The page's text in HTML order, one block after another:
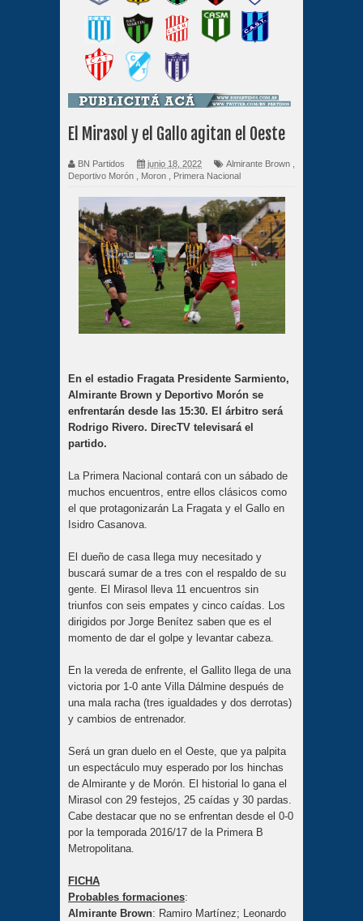
El Mirasol y el Gallo agitan el Oeste
BN Partidos junio 18, 2022 Almirante Brown
Deportivo Morón
Moron Primera Nacional
En el estadio Fragata Presidente Sarmiento,
Almirante Brown y Deportivo Morón se
enfrentarán desde las 15:30. El árbitro será
Rodrigo Rivero. DirecTV televisará el
partido.
La Primera Nacional contará con un sábado de
muchos encuentros, entre ellos clásicos como
el que protagonizarán La Fragata y el Gallo en
Isidro Casanova.
El dueño de casa llega muy necesitado y
buscará sumar de a tres con el respaldo de su
gente. El Mirasol lleva 11 encuentros sin
triunfos con seis empates y cinco caídas. Los
dirigidos por Jorge Benítez saben que es el
momento de dar el golpe y levantar cabeza.
En la vereda de enfrente, el Gallito llega de una
victoria por 1-0 ante Villa Dálmine después de
una mala racha (tres igualdades y dos derrotas)
y cambios de entrenador.
Será un gran duelo en el Oeste, que ya palpita
un espectáculo muy esperado por los hinchas
de Almirante y de Morón. El historial lo gana el
Mirasol con 29 festejos, 25 caídas y 30 pardas.
Cabe destacar que no se enfrentan desde el 0-0
por la temporada 2016/17 de la Primera B
Metropolitana.
FICHA
Probables formaciones:
Almirante Brown: Ramiro Martínez; Leonardo